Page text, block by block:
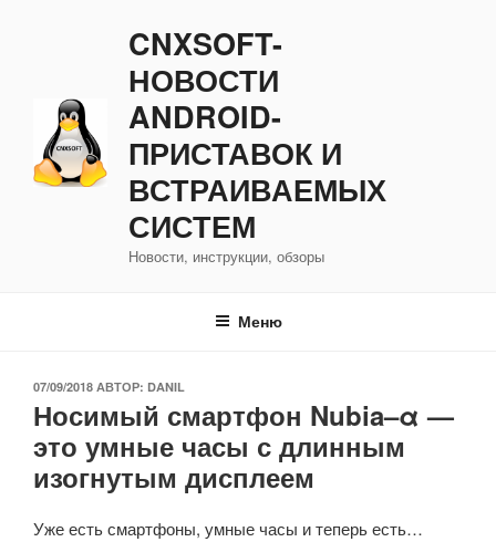
CNXSOFT-
НОВОСТИ
ANDROID-
ПРИСТАВОК И
ВСТРАИВАЕМЫХ
СИСТЕМ
Новости, инструкции, обзоры
Меню
ОПУБЛИКОВАНО
07/09/2018 АВТОР: DANIL
Носимый смартфон Nubia–α —
это умные часы с длинным
изогнутым дисплеем
Уже есть смартфоны, умные часы и теперь есть…